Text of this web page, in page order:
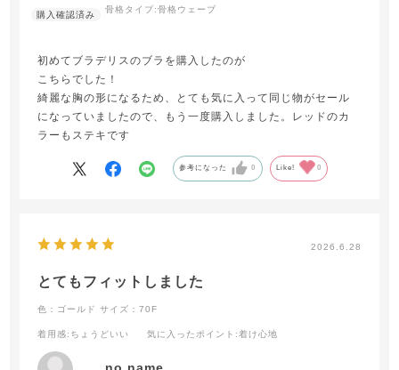
骨格タイプ:骨格ウェーブ
初めてブラデリスのブラを購入したのが
こちらでした！
綺麗な胸の形になるため、とても気に入って同じ物がセール
になっていましたので、もう一度購入しました。レッドのカ
ラーもステキです
参考になった 0 Like! 0
2026.6.28
とてもフィットしました
色：ゴールド サイズ：70F
着用感:ちょうどいい 気に入ったポイント :着け心地